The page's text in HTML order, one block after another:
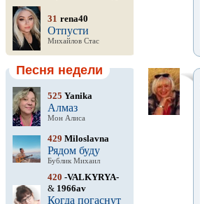
31 rena40
Отпусти
Михайлов Стас
Песня недели
525 Yanika
Алмаз
Мон Алиса
429 Miloslavna
Рядом буду
Бублик Михаил
420 -VALKYRYA-
& 1966av
Когда погаснут